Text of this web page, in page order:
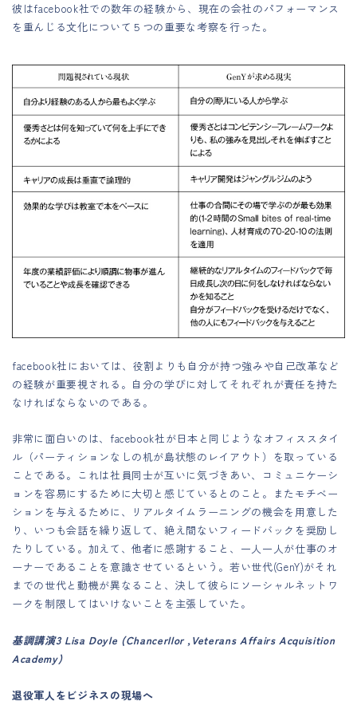
彼はfacebook社での数年の経験から、現在の会社のパフォーマンス
を重んじる文化について５つの重要な考察を行った。
facebook社においては、役割よりも自分が持つ強みや自己改革など
の経験が重要視される。自分の学びに対してそれぞれが責任を持た
なければならないのである。
非常に面白いのは、facebook社が日本と同じようなオフィススタイ
ル（パーティションなしの机が島状態のレイアウト）を取っている
ことである。これは社員同士が互いに気づきあい、コミュニケーシ
ョンを容易にするために大切と感じているとのこと。またモチベー
ションを与えるために、リアルタイムラーニングの機会を用意した
り、いつも会話を繰り返して、絶え間ないフィードバックを奨励し
たりしている。加えて、他者に感謝すること、一人一人が仕事のオ
ーナーであることを意識させているという。若い世代(GenY)がそれ
までの世代と動機が異なること、決して彼らにソーシャルネットワ
ークを制限してはいけないことを主張していた。
基調講演3 Lisa Doyle (Chancerllor ,Veterans Affairs Acquisition
Academy)
退役軍人をビジネスの現場へ